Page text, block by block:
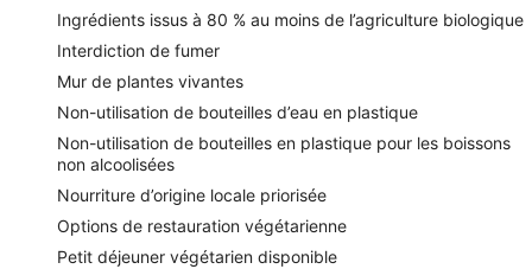
Ingrédients issus à 80 % au moins de l’agriculture biologique
Interdiction de fumer
Mur de plantes vivantes
Non-utilisation de bouteilles d’eau en plastique
Non-utilisation de bouteilles en plastique pour les boissons
non alcoolisées
Nourriture d’origine locale priorisée
Options de restauration végétarienne
Petit déjeuner végétarien disponible